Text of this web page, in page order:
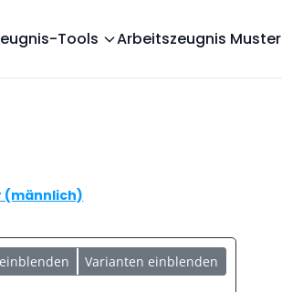
Tools Arbeitszeugnis Muster
(männlich)
Varianten einblenden